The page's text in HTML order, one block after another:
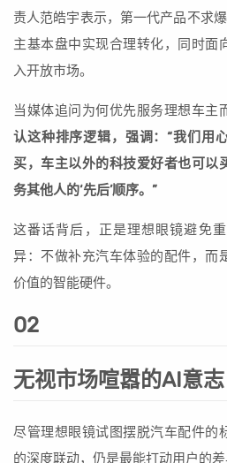
责人范皓宇表示，第一代产品不求
主基本盘中实现合理转化，同时面
入开放市场。
当媒体追问为何优先服务理想车主
认这种排序逻辑，强调：“我们用
买，车主以外的科技爱好者也可以
务其他人的‘先后’顺序。”
这番话背后，正是理想眼镜避免
异：不做补充汽车体验的配件，而
价值的智能硬件。
02
无视市场喧嚣的AI意志
尽管理想眼镜试图摆脱汽车配件的
的深度联动，仍是最能打动用户的差